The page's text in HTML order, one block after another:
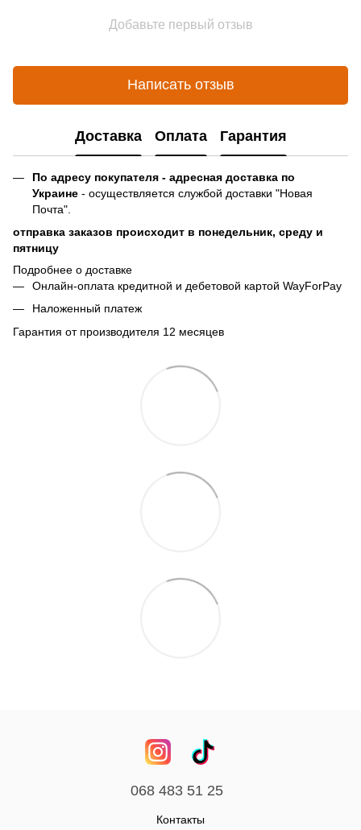
Добавьте первый отзыв
Написать отзыв
Доставка Оплата Гарантия
По адресу покупателя - адресная доставка по
Украине - осуществляется службой доставки "Новая
Почта".
отправка заказов происходит в понедельник, среду и
пятницу
Подробнее о доставке
Онлайн-оплата кредитной и дебетовой картой WayForPay
Наложенный платеж
Гарантия от производителя 12 месяцев
068 483 51 25
Контакты